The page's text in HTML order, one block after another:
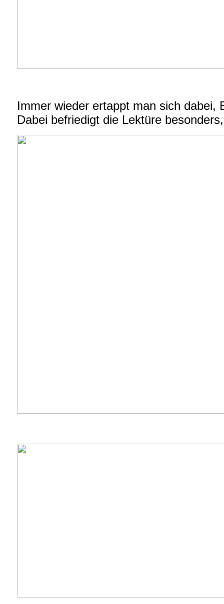
Immer wieder ertappt man sich dabei,
Dabei befriedigt die Lektüre